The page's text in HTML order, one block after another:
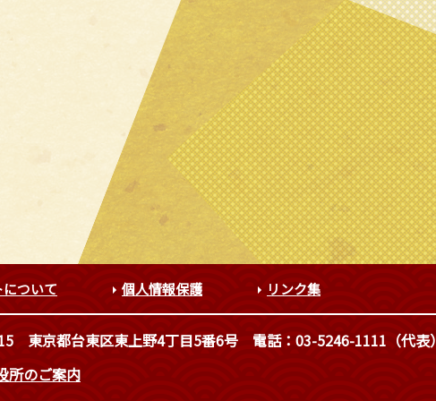
ついて 個人情報保護 リンク集
東京都台東区東上野4丁目5番6号
電話：03-5246-1111（代表）
所のご案内